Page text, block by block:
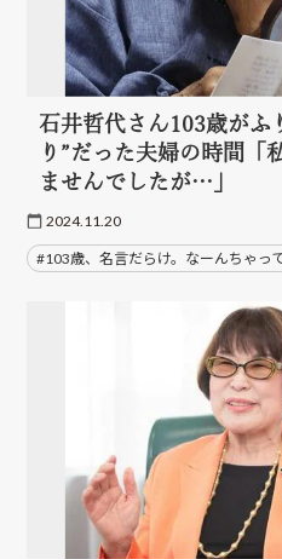
石井哲代さん103歳がふ
り”だった夫婦の時間「
ませんでしたが…」
2024.11.20
#103歳、名言だらけ。なーんちゃっ